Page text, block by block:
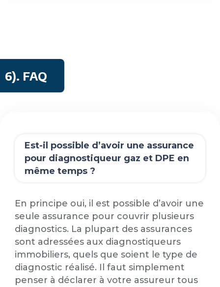
6). FAQ
Est-il possible d’avoir une assurance
pour diagnostiqueur gaz et DPE en
même temps ?
En principe oui, il est possible d’avoir une
seule assurance pour couvrir plusieurs
diagnostics. La plupart des assurances
sont adressées aux diagnostiqueurs
immobiliers, quels que soient le type de
diagnostic réalisé. Il faut simplement
penser à déclarer à votre assureur tous